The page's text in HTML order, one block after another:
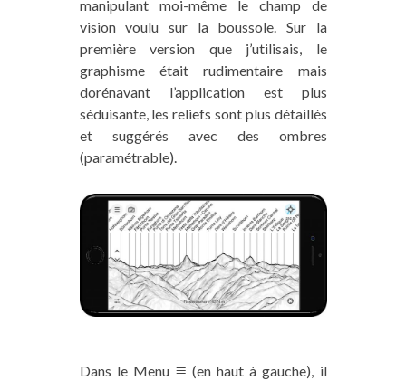
manipulant moi-même le champ de
vision voulu sur la boussole. Sur la
première version que j’utilisais, le
graphisme était rudimentaire mais
dorénavant l’application est plus
séduisante, les reliefs sont plus détaillés
et suggérés avec des ombres
(paramétrable).
Dans le Menu ≣ (en haut à gauche), il